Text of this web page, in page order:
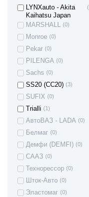
LYNXauto - Akita
Kaihatsu Japan
MARSHALL (0)
Monroe (0)
Pekar (0)
PILENGA (0)
Sachs (0)
SS20 (СС20) (3)
SUFIX (0)
Trialli (1)
АвтоВАЗ - LADA (0)
Белмаг (0)
Демфи (DEMFI) (0)
СААЗ (0)
Технорессор (0)
Шток-Авто (0)
Эластомаг (0)
LADA VESTA
CROSS
Lada XRAY (Лада
Иксрей) Cross
ВАЗ Lada XRay
Lada Largus -
Ларгус
ИЖ 2126 Ода
газ 2410 - волга
газ 2705 - соболь
газ 2705 - газель
газ 3102 - волга
газ 3110 - волга
газ 31105 - волга
газ 3302 - газель
газ 3307
газ 3310 - валдай
газель next